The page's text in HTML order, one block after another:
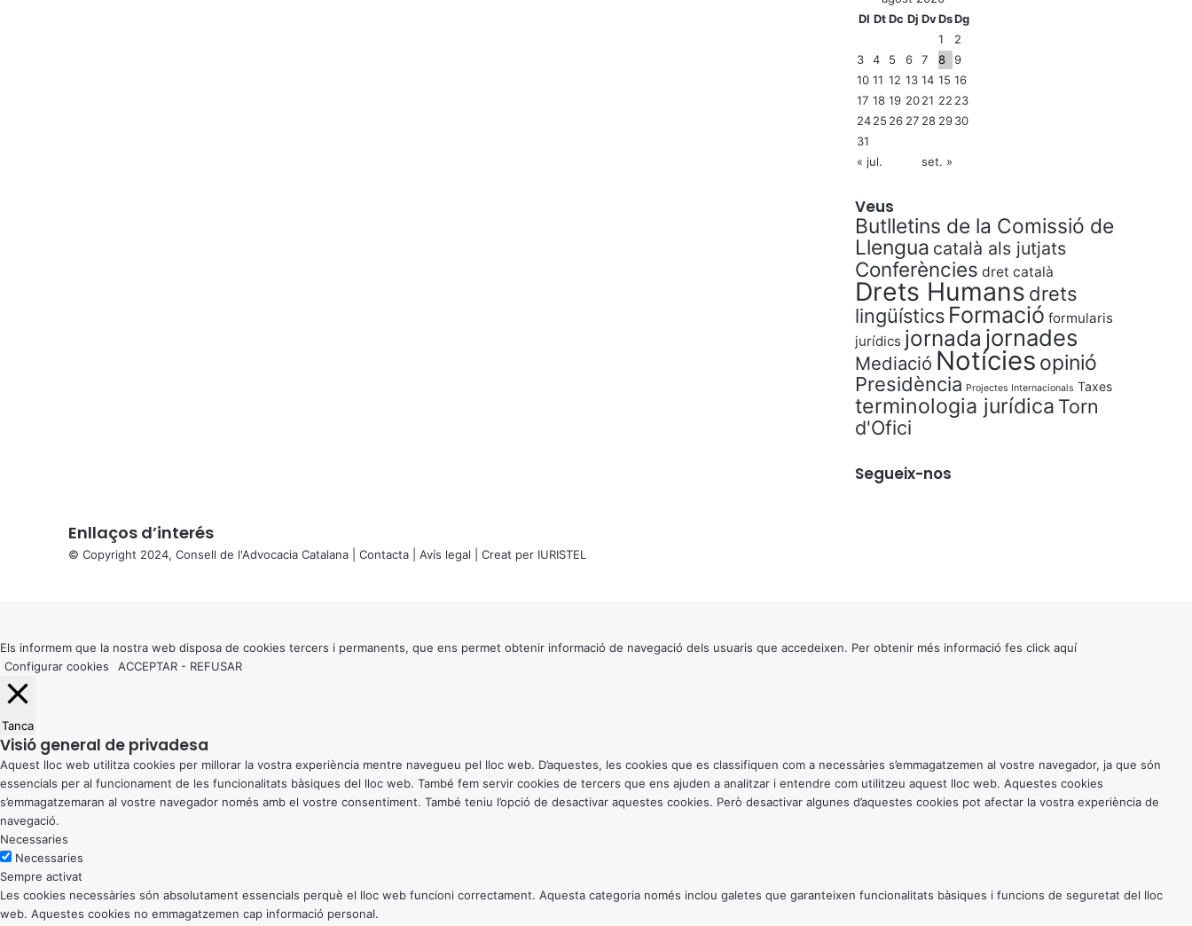
Dl Dt Dc Dj DvDsDg
1
2
3
4 5 6 7 8
9
10 11 12 13 14 15 16
17 18 19 2021 22 23
2425 26 27 28 2930
31
« jul.
set. »
Veus
Butlletins de la Comissió de
Llengua català als jutjats
Conferències dret català
Drets Humans drets
lingüístics Formació formularis
jurídics jornada jornades
Mediació Notícies opinió
Presidència Projectes Internacionals Taxes
terminologia jurídica Torn
d'Ofici
Segueix-nos
Enllaços d’interés
© Copyright 2024, Consell de l'Advocacia Catalana | Contacta Avís legal | Creat per IURISTEL
button
Els informem que la nostra web disposa de cookies tercers i permanents, que ens permet obtenir informació de navegació dels usuaris que accedeixen. Per obtenir més informació fes click aquí
Configurar cookies
ACCEPTAR - REFUSAR
Tanca
Visió general de privadesa
Aquest lloc web utilitza cookies per millorar la vostra experiència mentre navegueu pel lloc web. D’aquestes, les cookies que es classifiquen com a necessàries s’emmagatzemen al vostre navegador, ja que són
essencials per al funcionament de les funcionalitats bàsiques del lloc web. També fem servir cookies de tercers que ens ajuden a analitzar i entendre com utilitzeu aquest lloc web. Aquestes cookies
s’emmagatzemaran al vostre navegador només amb el vostre consentiment. També teniu l’opció de desactivar aquestes cookies. Però desactivar algunes d’aquestes cookies pot afectar la vostra experiència de
navegació.
Necessaries
Necessaries
Sempre activat
Les cookies necessàries són absolutament essencials perquè el lloc web funcioni correctament. Aquesta categoria només inclou galetes que garanteixen funcionalitats bàsiques i funcions de seguretat del lloc
web. Aquestes cookies no emmagatzemen cap informació personal.